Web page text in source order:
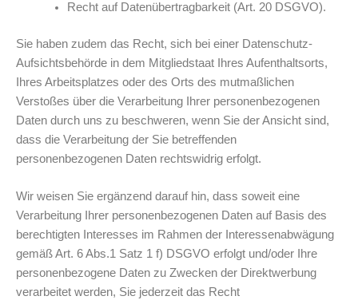
Recht auf Datenübertragbarkeit (Art. 20 DSGVO).
Sie haben zudem das Recht, sich bei einer Datenschutz-
Aufsichtsbehörde in dem Mitgliedstaat Ihres Aufenthaltsorts,
Ihres Arbeitsplatzes oder des Orts des mutmaßlichen
Verstoßes über die Verarbeitung Ihrer personenbezogenen
Daten durch uns zu beschweren, wenn Sie der Ansicht sind,
dass die Verarbeitung der Sie betreffenden
personenbezogenen Daten rechtswidrig erfolgt.
Wir weisen Sie ergänzend darauf hin, dass soweit eine
Verarbeitung Ihrer personenbezogenen Daten auf Basis des
berechtigten Interesses im Rahmen der Interessenabwägung
gemäß Art. 6 Abs.1 Satz 1 f) DSGVO erfolgt und/oder Ihre
personenbezogene Daten zu Zwecken der Direktwerbung
verarbeitet werden, Sie jederzeit das Recht